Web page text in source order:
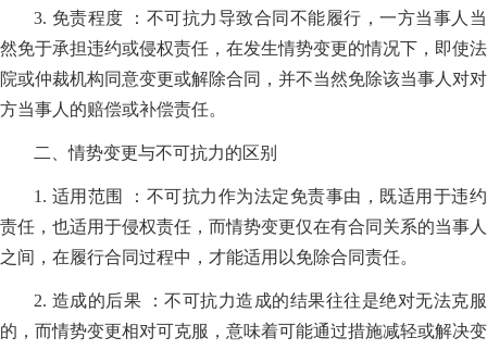
3. 免责程度 ：不可抗力导致合同不能履行，一方当事人当
然免于承担违约或侵权责任，在发生情势变更的情况下，即使法
院或仲裁机构同意变更或解除合同，并不当然免除该当事人对对
方当事人的赔偿或补偿责任。
二、情势变更与不可抗力的区别
1. 适用范围 ：不可抗力作为法定免责事由，既适用于违约
责任，也适用于侵权责任，而情势变更仅在有合同关系的当事人
之间，在履行合同过程中，才能适用以免除合同责任。
2. 造成的后果 ：不可抗力造成的结果往往是绝对无法克服
的，而情势变更相对可克服，意味着可能通过措施减轻或解决变